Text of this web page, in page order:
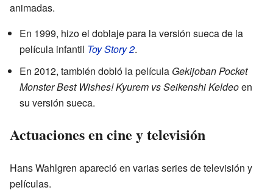
animadas.
En 1999, hizo el doblaje para la versión sueca de la
película infantil Toy Story 2.
En 2012, también dobló la película Gekijoban Pocket
Monster Best Wishes! Kyurem vs Seikenshi Keldeoen
su versión sueca.
Actuaciones en cine y televisión
Hans Wahlgren apareció en varias series de televisión y
películas.